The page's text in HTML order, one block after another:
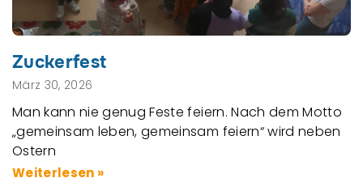
Zuckerfest
März 30, 2026
Man kann nie genug Feste feiern. Nach dem Motto
„gemeinsam leben, gemeinsam feiern“ wird neben
Ostern
Weiterlesen »